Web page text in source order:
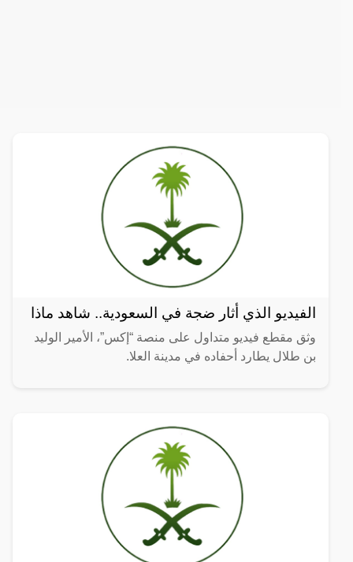
الفيديو الذي أثار ضجة في السعودية.. شاهد ماذا
وثق مقطع فيديو متداول على منصة “إكس”، الأمير الوليد
بن طلال يطارد أحفاده في مدينة العلا.